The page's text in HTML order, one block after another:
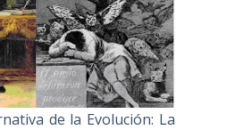
de la Evolución: La